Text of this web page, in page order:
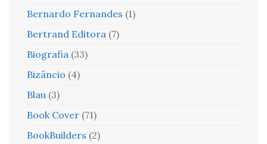
Bernardo Fernandes (1)
Bertrand Editora (7)
Biografia (33)
Bizâncio (4)
Blau (3)
Book Cover (71)
BookBuilders (2)